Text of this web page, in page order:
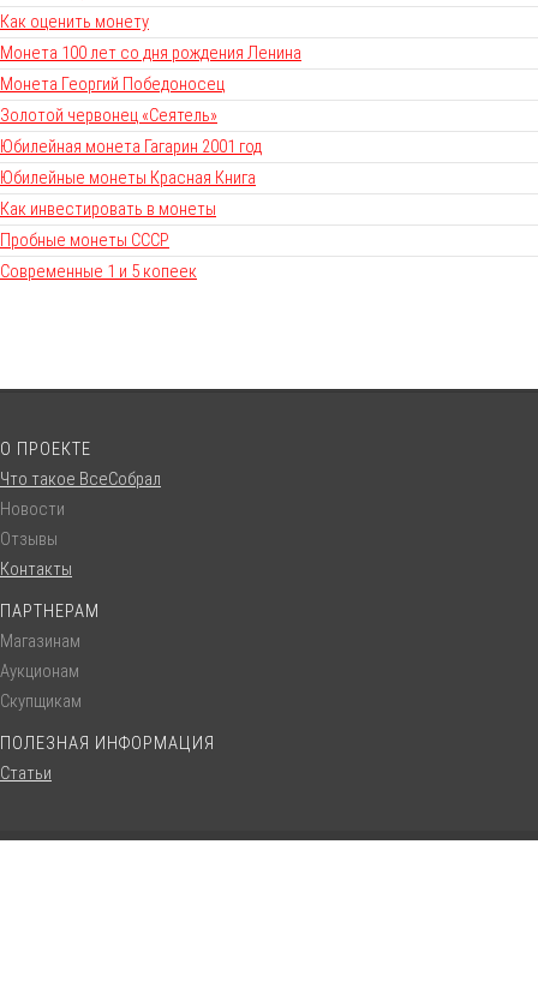
Как оценить монету
Монета 100 лет со дня рождения Ленина
Монета Георгий Победоносец
Золотой червонец «Сеятель»
Юбилейная монета Гагарин 2001 год
Юбилейные монеты Красная Книга
Как инвестировать в монеты
Пробные монеты СССР
Современные 1 и 5 копеек
О ПРОЕКТЕ
Что такое ВсеСобрал
Новости
Отзывы
Контакты
ПАРТНЕРАМ
Магазинам
Аукционам
Скупщикам
ПОЛЕЗНАЯ ИНФОРМАЦИЯ
Статьи